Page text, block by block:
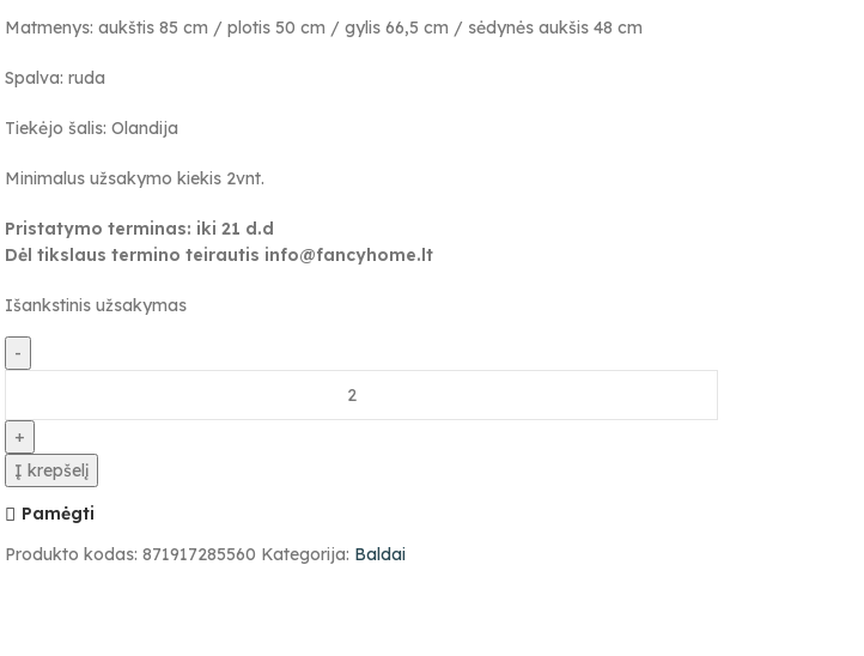
Matmenys: aukštis 85 cm / plotis 50 cm / gylis 66,5 cm / sėdynės aukšis 48 cm
Spalva: ruda
Tiekėjo šalis: Olandija
Minimalus užsakymo kiekis 2vnt.
Pristatymo terminas: iki 21 d.d
Dėl tikslaus termino teirautis info@fancyhome.lt
Išankstinis užsakymas
Į krepšelį
Pamėgti
Produkto kodas: 871917285560 Kategorija: Baldai